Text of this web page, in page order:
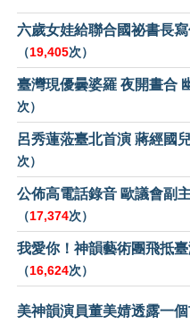
六歲女娃給聯合國祕書長
（19,405次）
臺灣現優曇婆羅 夜開晝合
次）
呂秀蓮蒞臺北首演 蔣經國
次）
公佈高電話錄音 歐議會副
（17,374次）
我愛你！神韻藝術團飛抵
（16,624次）
美神韻演員董美婧透露一